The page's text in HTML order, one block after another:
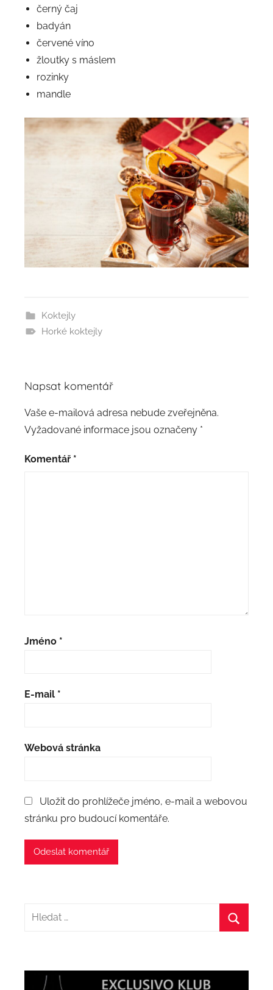
černý čaj
badyán
červené víno
žloutky s máslem
rozinky
mandle
Koktejly
Horké koktejly
Napsat komentář
Vaše e-mailová adresa nebude zveřejněna.
Vyžadované informace jsou označeny *
Komentář *
Jméno *
E-mail *
Webová stránka
Uložit do prohlížeče jméno, e-mail a webovou
stránku pro budoucí komentáře.
Hledat: